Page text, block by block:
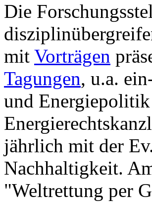
Die
mit Vorträgen
Tagungen, u.a.
und
jährlich mit der
Nachhaltigkeit.
"Weltrettung per